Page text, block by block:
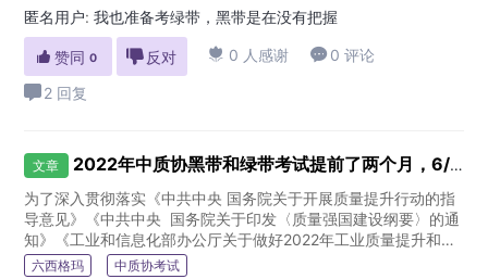
匿名用户: 我也准备考绿带，黑带是在没有把握
 赞同 0  反对  0 人感谢  0 评论
2 回复
文章 2022年中质协黑带和绿带考试提前了两个月，6/20报名，9/4考试
为了深入贯彻落实《中共中央 国务院关于开展质量提升行动的指
导意见》《中共中央 国务院关于印发〈质量强国建设纲要〉的通
知》《工业和信息化部办公厅关于做好2022年工业质量提升和品
牌建设工作的通知》有关质量品牌工...
六西格玛 中质协考试